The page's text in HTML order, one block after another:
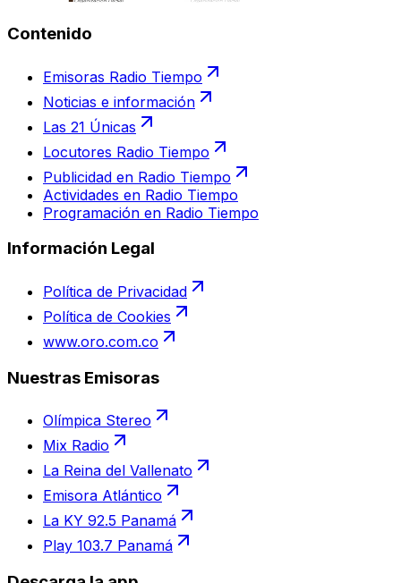
Contenido
Emisoras Radio Tiempo
Noticias e información
Las 21 Únicas
Locutores Radio Tiempo
Publicidad en Radio Tiempo
Actividades en Radio Tiempo
Programación en Radio Tiempo
Información Legal
Política de Privacidad
Política de Cookies
www.oro.com.co
Nuestras Emisoras
Olímpica Stereo
Mix Radio
La Reina del Vallenato
Emisora Atlántico
La KY 92.5 Panamá
Play 103.7 Panamá